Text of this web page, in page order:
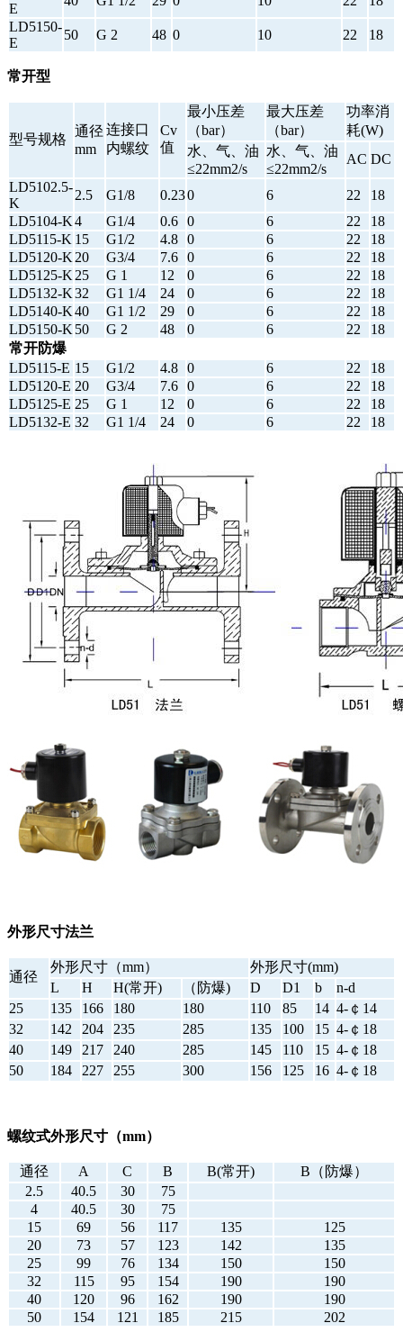
E
LD5150-
E
50 G 2 48 0 10 22 18
常开型
型号规格
通径
mm
连接口
内螺纹
Cv
值
最小压差
（bar）
最大压差
（bar）
功率消
耗(W)
水、气、油
≤22mm2/s
水、气、油
≤22mm2/s
AC DC
LD5102.5-
K
2.5 G1/8 0.230 6 22
18
LD5104-K4 G1/4 0.6 0 6 22
18
LD5115-K 15 G1/2 4.8 0 6 22
18
LD5120-K 20 G3/4 7.6 0 6 22
18
LD5125-K 25 G 1 12 0 6 22
18
LD5132-K32 G1 1/4 24 0 6 22
18
LD5140-K40 G1 1/2 29 0 6 22
18
LD5150-K 50 G 2 48 0 6 22
18
常开防爆
LD5115-E 15 G1/2 4.8 0 6 22
18
LD5120-E 20 G3/4 7.6 0 6 22
18
LD5125-E 25 G 1 12 0 6 22
18
LD5132-E 32 G1 1/4 24 0 6 22 18
外形尺寸法兰
通径
外形尺寸（mm）
外形尺寸(mm)
L
H H(常开) （防爆) D D1 b
n-d
25
135 166 180 180 110 85 14 4-￠14
32
142 204 235 285 135 100 15 4-￠18
40
149 217 240 285 145 110 15 4-￠18
50
184 227 255 300 156 125 16 4-￠18
螺纹式外形尺寸（mm）
通径 A C B B(常开)
B（防爆）
2.5
40.5 30
75
4
40.5 30
75
15
69 56 117 135
125
20
73 57 123 142
135
25
99 76 134 150
150
32
115 95 154 190
190
40
120 96 162 190
190
50
154 121 185 215 202